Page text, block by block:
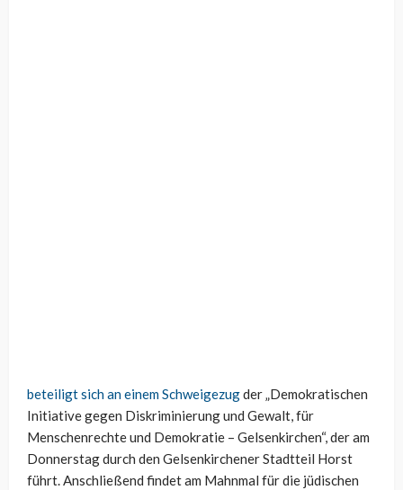
beteiligt sich an einem Schweigezugder „Demokratischen
Initiative gegen Diskriminierung und Gewalt, für
Menschenrechte und Demokratie – Gelsenkirchen“, der am
Donnerstag durch den Gelsenkirchener Stadtteil Horst
führt. Anschließend findet am Mahnmal für die jüdischen